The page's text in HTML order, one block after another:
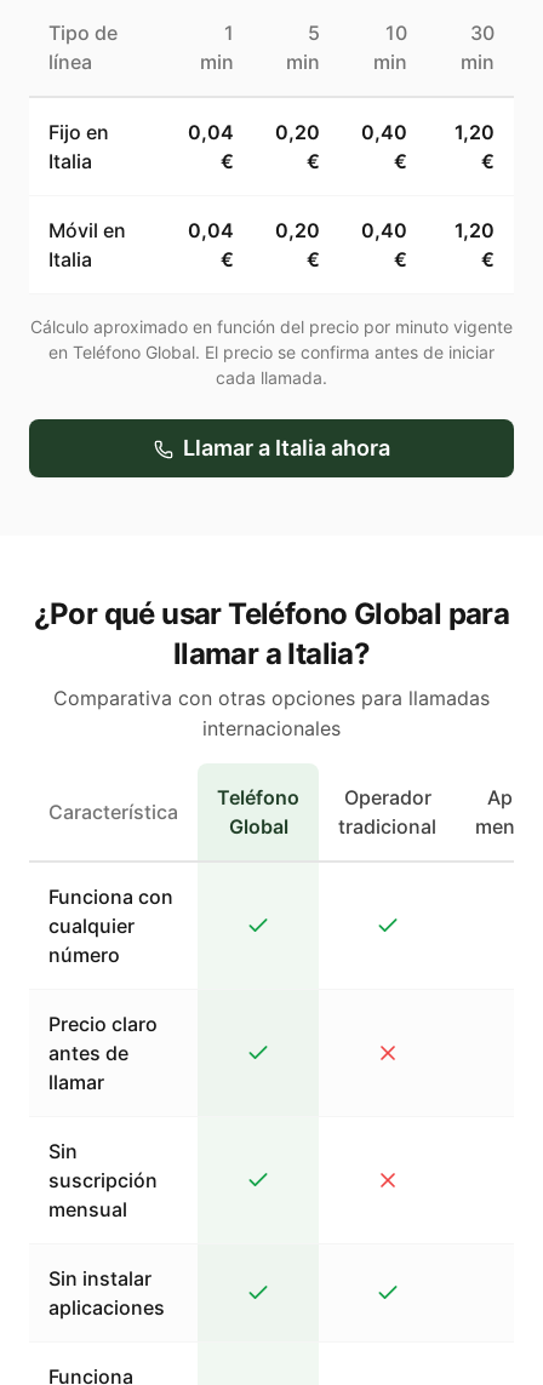
Tipo de
línea
1
min
5
min
10
min
30
min
Fijo en
Italia
0,04
€
0,20
€
0,40
€
1,20
€
Móvil en
Italia
0,04
€
0,20
€
0,40
€
1,20
€
Cálculo aproximado en función del precio por minuto vigente
en Teléfono Global. El precio se confirma antes de iniciar
cada llamada.
Llamar a Italiaahora
¿Por qué usar Teléfono Global para
llamar a Italia?
Comparativa con otras opciones para llamadas
internacionales
Característica
Teléfono
Global
Operador
tradicional
Apps
Funciona con
cualquier
número
Precio claro
antes de
llamar
Sin
suscripción
mensual
Sin instalar
aplicaciones
Funciona